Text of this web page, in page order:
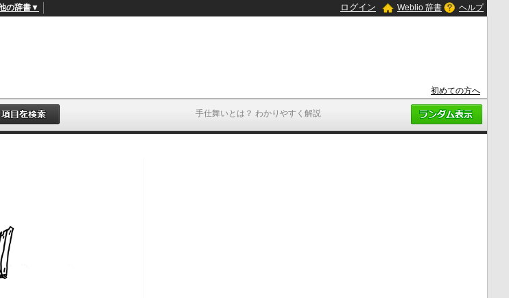
手仕舞いとは？ わかりやすく解説
の辞書▼ ログイン Weblio 辞書 ヘルプ
初めての方へ